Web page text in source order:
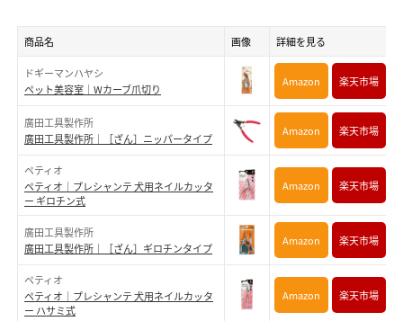
商品名 画像 詳細を見る
ドギーマンハヤシ
ペット美容室｜Wカーブ爪切り
Amazon 楽天市場
廣田工具製作所
廣田工具製作所｜［ざん］ニッパータイプ
Amazon 楽天市場
ペティオ
ペティオ｜プレシャンテ 犬用ネイルカッタ
ー ギロチン式
Amazon 楽天市場
廣田工具製作所
廣田工具製作所｜［ざん］ギロチンタイプ
Amazon 楽天市場
ペティオ
ペティオ｜プレシャンテ 犬用ネイルカッタ
ー ハサミ式
Amazon 楽天市場